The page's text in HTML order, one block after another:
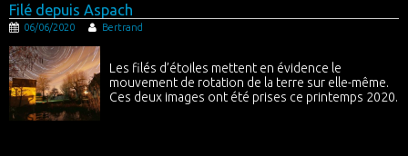
Filé depuis Aspach
06/06/2020 Bertrand
Les filés d’étoiles mettent en évidence le
mouvement de rotation de la terre sur elle-même.
Ces deux images ont été prises ce printemps 2020.